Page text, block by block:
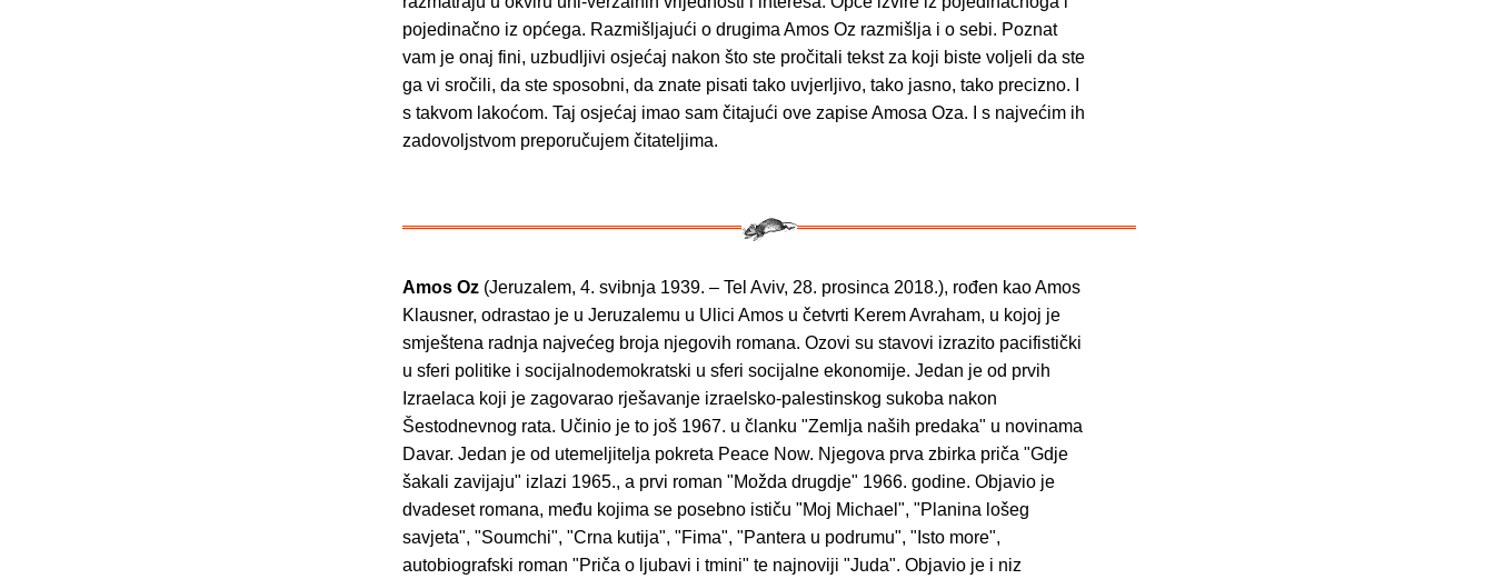
pojedinačno iz općega. Razmišljajući o drugima Amos Oz razmišlja i o sebi. Poznat
vam je onaj fini, uzbudljivi osjećaj nakon što ste pročitali tekst za koji biste voljeli da ste
ga vi sročili, da ste sposobni, da znate pisati tako uvjerljivo, tako jasno, tako precizno. I
s takvom lakoćom. Taj osjećaj imao sam čitajući ove zapise Amosa Oza. I s najvećim ih
zadovoljstvom preporučujem čitateljima.
Amos Oz (Jeruzalem, 4. svibnja 1939. – Tel Aviv, 28. prosinca 2018.), rođen kao Amos
Klausner, odrastao je u Jeruzalemu u Ulici Amos u četvrti Kerem Avraham, u kojoj je
smještena radnja najvećeg broja njegovih romana. Ozovi su stavovi izrazito pacifistički
u sferi politike i socijalnodemokratski u sferi socijalne ekonomije. Jedan je od prvih
Izraelaca koji je zagovarao rješavanje izraelsko-palestinskog sukoba nakon
Šestodnevnog rata. Učinio je to još 1967. u članku "Zemlja naših predaka" u novinama
Davar. Jedan je od utemeljitelja pokreta Peace Now. Njegova prva zbirka priča "Gdje
šakali zavijaju" izlazi 1965., a prvi roman "Možda drugdje" 1966. godine. Objavio je
dvadeset romana, među kojima se posebno ističu "Moj Michael", "Planina lošeg
savjeta", "Soumchi", "Crna kutija", "Fima", "Pantera u podrumu", "Isto more",
autobiografski roman "Priča o ljubavi i tmini" te najnoviji "Juda". Objavio je i niz